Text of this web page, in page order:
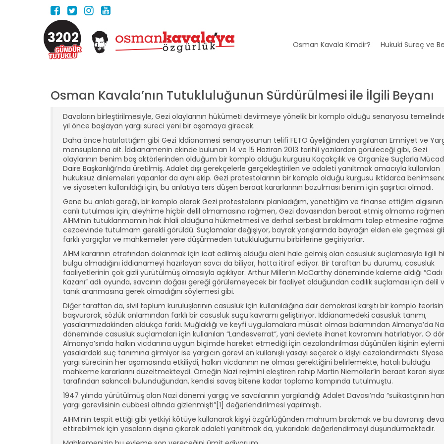
3202 Osman Kavala Kimdir? Hukuki Süreç ve
Osman Kavala’nın Tutukluluğunun Sürdürülmesi ile İlgili Beyanı
Davaların birleştirilmesiyle, Gezi olaylarının hükümeti devirmeye yönelik bir komplo olduğu senaryosu
yıl önce başlayan yargı süreci yeni bir aşamaya girecek.
Daha önce hatırlattığım gibi Gezi İddianamesi senaryosunun telifi FETÖ üyeliğinden yargılanan Emniyet ve
mensuplarına ait. İddianamenin ekinde bulunan 14 ve 15 Haziran 2013 tarihli yazılardan görüleceği gibi, Gezi
olaylarının benim baş aktörlerinden olduğum bir komplo olduğu kurgusu Kaçakçılık ve Organize Suçlarla
Daire Başkanlığı’nda üretilmiş. Adalet dışı gerekçelerle gerçekleştirilen ve adaleti yanıltmak amacıyla kullanılan
hukuksuz dinlemeleri yapanlar da aynı ekip. Gezi protestolarının bir komplo olduğu kurgusu iktidarca
ve siyaseten kullanıldığı için, bu anlatıya ters düşen beraat kararlarının bozulması benim için şaşırtıcı olmadı.
Gene bu anlatı gereği, bir komplo olarak Gezi protestolarını planladığım, yönettiğim ve finanse ettiğim algısının
canlı tutulması için; aleyhime hiçbir delil olmamasına rağmen, Gezi davasından beraat etmiş olmama
AİHM’nin tutuklanmamın hak ihlali olduğuna hükmetmesi ve derhal serbest bırakılmamı talep etmesine
cezaevinde tutulmam gerekli görüldü. Suçlamalar değişiyor, bayrak yarışlarında bayrağın elden ele geçmesi
farklı yargıçlar ve mahkemeler yere düşürmeden tutukluluğumu birbirlerine geçiriyorlar.
AİHM kararının etrafından dolanmak için icat edilmiş olduğu aleni hale gelmiş olan casusluk suçlamasıyla ilgili
bulgu olmadığını iddianameyi hazırlayan savcı da biliyor, hatta itiraf ediyor. Bir taraftan bu durumu, casusluk
faaliyetlerinin çok gizli yürütülmüş olmasıyla açıklıyor. Arthur Miller’ın McCarthy döneminde kaleme aldığı “Cadı
Kazanı” adlı oyunda, savcının doğası gereği görülemeyecek bir faaliyet olduğundan cadılık suçlaması için delil
tanık aranmasına gerek olmadığını söylemesi gibi.
Diğer taraftan da, sivil toplum kuruluşlarının casusluk için kullanıldığına dair demokrasi karşıtı bir komplo
başvurarak, sözlük anlamından farklı bir casusluk suçu kavramı geliştiriyor. İddianamedeki casusluk tanımı,
yasalarımızdakinden oldukça farklı. Muğlaklığı ve keyfi uygulamalara müsait olması bakımından Almanya’da
döneminde casusluk suçlamaları için kullanılan “Landesverrat”, yani devlete ihanet kavramını hatırlatıyor. O
Almanya’sında halkın vicdanına uygun biçimde hareket etmediği için cezalandırılması düşünülen kişinin eylemi
yasalardaki suç tanımına girmiyor ise yargıcın görevi en kullanışlı yasayı seçerek o kişiyi cezalandırmaktı.
yargı sürecinin her aşamasında etkiliydi, halkın vicdanının ne olması gerektiğini belirlemekte, hatalı bulduğu
mahkeme kararlarını düzeltmekteydi. Örneğin Nazi rejimini eleştiren rahip Martin Niemöller’in beraat kararı
tarafından sakıncalı bulunduğundan, kendisi savaş bitene kadar toplama kampında tutulmuştu.
1947 yılında yürütülmüş olan Nazi dönemi yargıç ve savcılarının yargılandığı Adalet Davası’nda “suikastçının
yargı görevlisinin cübbesi altında gizlenmişti”[1] değerlendirilmesi yapılmıştı.
AİHM’nin tespit ettiği gibi yetkiyi kötüye kullanarak kişiyi özgürlüğünden mahrum bırakmak ve bu davranışı
ettirebilmek için yasaların dışına çıkarak adaleti yanıltmak da, yukarıdaki değerlendirmeyi düşündürmektedir.